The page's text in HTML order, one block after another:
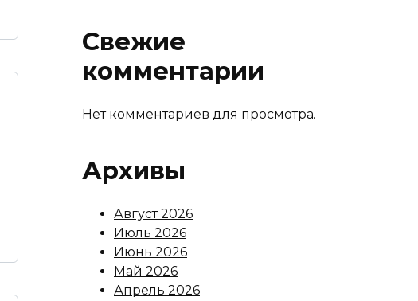
Свежие
комментарии
Нет комментариев для просмотра.
Архивы
Август 2026
Июль 2026
Июнь 2026
Май 2026
Апрель 2026